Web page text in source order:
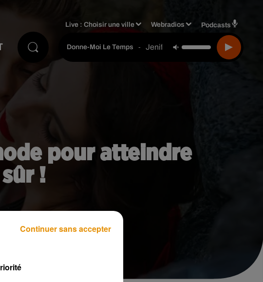
Live :Choisir une ville Webradios Podcasts
Donne-Moi Le Temps - Jenifer
pour atteindre
!
Continuer sans accepter